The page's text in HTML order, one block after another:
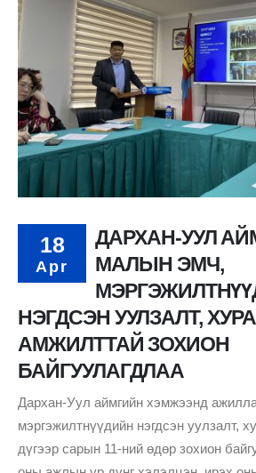
18
Apr
ДАРХАН-УУЛ
МАЛЫН ЭМЧ,
НЭГДСЭН УУЛЗАЛТ,
АМЖИЛТТАЙ ЗОХИОН
БАЙГУУЛАГДЛАА
Дархан-Уул аймгийн хэмжээнд
мэргэжилтнүүдийн нэгдсэн уулзалт,
дүгээр сарын 11-ний өдөр зохион